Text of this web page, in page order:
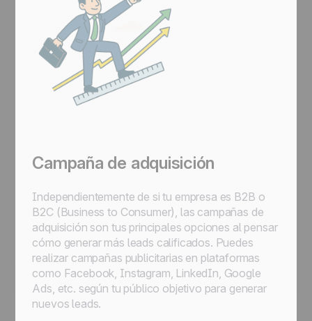
Campaña de adquisición
Independientemente de si tu empresa es B2B o
B2C (Business to Consumer), las campañas de
adquisición son tus principales opciones al pensar
cómo generar más leads calificados. Puedes
realizar campañas publicitarias en plataformas
como Facebook, Instagram, LinkedIn, Google
Ads, etc. según tu público objetivo para generar
nuevos leads.